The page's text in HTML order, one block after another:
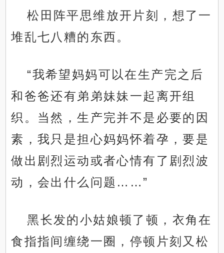
松田阵平思维放开片刻，想了一
堆乱七八糟的东西。
“我希望妈妈可以在生产完之后
和爸爸还有弟弟妹妹一起离开组
织。当然，生产完并不是必要的因
素，我只是担心妈妈怀着孕，要是
做出剧烈运动或者心情有了剧烈波
动，会出什么问题……”
黑长发的小姑娘顿了顿，衣角在
食指指间缠绕一圈，停顿片刻又松